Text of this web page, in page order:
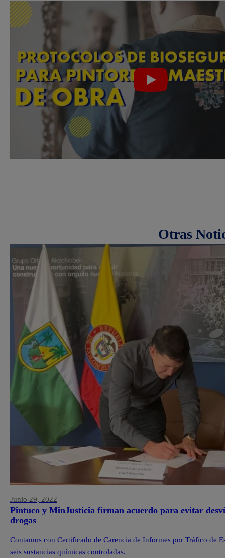
Otras
Junio 29, 2022
Pintuco y MinJusticia firman acuerdo para evitar
drogas
Contamos con Certificado de Carencia de Informes por Tráfico de
seis sustancias químicas controladas.